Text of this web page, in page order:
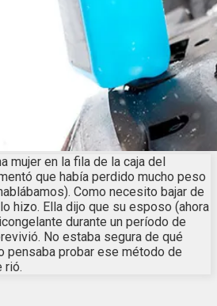
mujer en la fila de la caja del
que había perdido mucho peso
Como necesito bajar de
hizo. Ella dijo que su esposo (ahora
durante un período de
No estaba segura de qué
pensaba probar ese método de
rió.